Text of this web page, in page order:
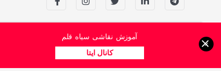
آموزش نقاشی سیاه قلم
کانال ایتا
×